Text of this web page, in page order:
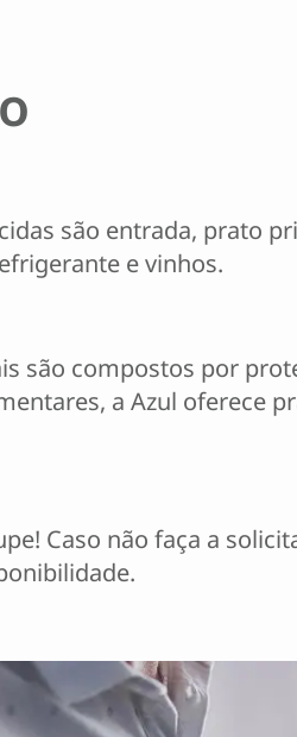
são entrada, prato
e vinhos.
são compostos por
a Azul oferece
Caso não faça a